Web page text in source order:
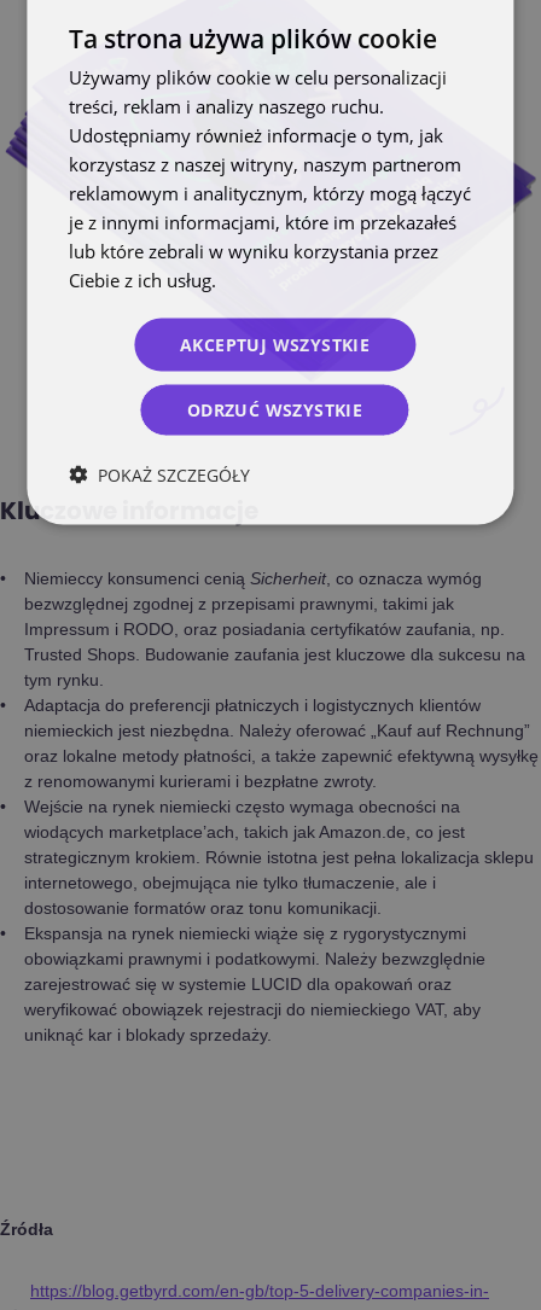
Kluczowe informacje
Niemieccy konsumenci cenią Sicherheit, co oznacza wymóg
bezwzględnej zgodnej z przepisami prawnymi, takimi jak
Impressum i RODO, oraz posiadania certyfikatów zaufania, np.
Trusted Shops. Budowanie zaufania jest kluczowe dla sukcesu na
tym rynku.
Adaptacja do preferencji płatniczych i logistycznych klientów
niemieckich jest niezbędna. Należy oferować „Kauf auf Rechnung”
oraz lokalne metody płatności, a także zapewnić efektywną wysyłkę
z renomowanymi kurierami i bezpłatne zwroty.
Wejście na rynek niemiecki często wymaga obecności na
wiodących marketplace’ach, takich jak Amazon.de, co jest
strategicznym krokiem. Równie istotna jest pełna lokalizacja sklepu
internetowego, obejmująca nie tylko tłumaczenie, ale i
dostosowanie formatów oraz tonu komunikacji.
Ekspansja na rynek niemiecki wiąże się z rygorystycznymi
obowiązkami prawnymi i podatkowymi. Należy bezwzględnie
zarejestrować się w systemie LUCID dla opakowań oraz
weryfikować obowiązek rejestracji do niemieckiego VAT, aby
uniknąć kar i blokady sprzedaży.
Źródła
https://blog.getbyrd.com/en-gb/top-5-delivery-companies-in-
Ta strona używa plików cookie
Używamy plików cookie w celu personalizacji
treści, reklam i analizy naszego ruchu.
Udostępniamy również informacje o tym, jak
korzystasz z naszej witryny, naszym partnerom
reklamowym i analitycznym, którzy mogą łączyć
je z innymi informacjami, które im przekazałeś
lub które zebrali w wyniku korzystania przez
Ciebie z ich usług.
AKCEPTUJ WSZYSTKIE
ODRZUĆ WSZYSTKIE
POKAŻ SZCZEGÓŁY